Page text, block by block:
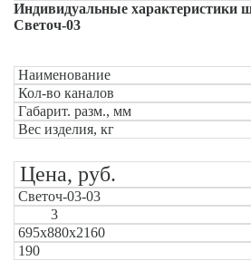
Индивидуальные характеристики
Светоч-03
Наименование
Кол-во каналов
Габарит. разм., мм
Вес изделия, кг
Цена, руб.
Светоч-03-03
3
695х880х2160
190